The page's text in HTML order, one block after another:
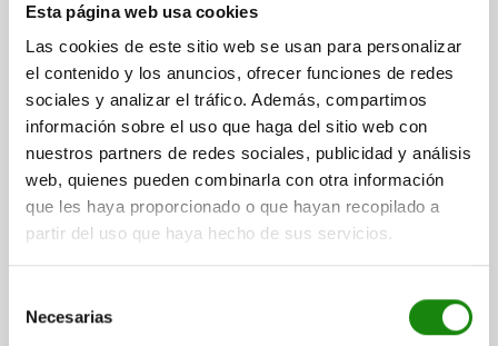
Esta página web usa cookies
Las cookies de este sitio web se usan para personalizar
el contenido y los anuncios, ofrecer funciones de redes
sociales y analizar el tráfico. Además, compartimos
información sobre el uso que haga del sitio web con
nuestros partners de redes sociales, publicidad y análisis
web, quienes pueden combinarla con otra información
que les haya proporcionado o que hayan recopilado a
partir del uso que haya hecho de sus servicios.
Necesarias